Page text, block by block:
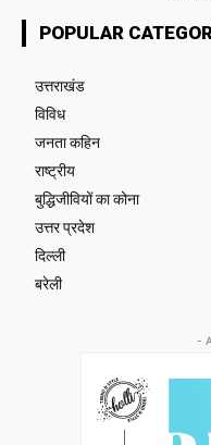
POPULAR
उत्तराखंड
विविध
जनता कहिन
राष्ट्रीय
बुद्धिजीवियों का कोना
उत्तर प्रदेश
दिल्ली
बरेली
-